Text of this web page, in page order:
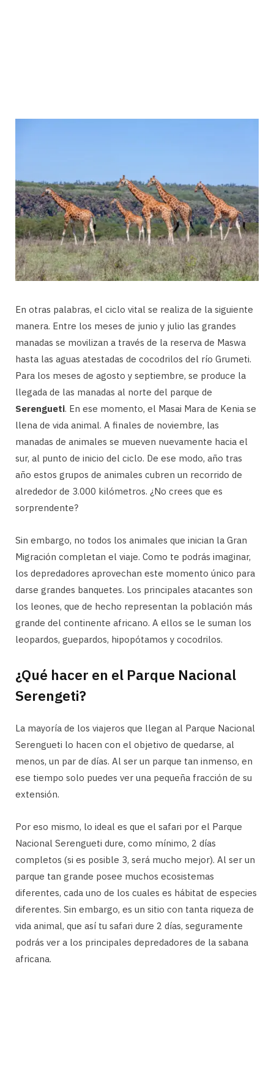
En otras palabras, el ciclo vital se realiza de la siguiente
manera. Entre los meses de junio y julio las grandes
manadas se movilizan a través de la reserva de Maswa
hasta las aguas atestadas de cocodrilos del río Grumeti.
Para los meses de agosto y septiembre, se produce la
llegada de las manadas al norte del parque de
Serengueti. En ese momento, el Masai Mara de Kenia se
llena de vida animal. A finales de noviembre, las
manadas de animales se mueven nuevamente hacia el
sur, al punto de inicio del ciclo. De ese modo, año tras
año estos grupos de animales cubren un recorrido de
alrededor de 3.000 kilómetros. ¿No crees que es
sorprendente?
Sin embargo, no todos los animales que inician la Gran
Migración completan el viaje. Como te podrás imaginar,
los depredadores aprovechan este momento único para
darse grandes banquetes. Los principales atacantes son
los leones, que de hecho representan la población más
grande del continente africano. A ellos se le suman los
leopardos, guepardos, hipopótamos y cocodrilos.
¿Qué hacer en el Parque Nacional
Serengeti?
La mayoría de los viajeros que llegan al Parque Nacional
Serengueti lo hacen con el objetivo de quedarse, al
menos, un par de días. Al ser un parque tan inmenso, en
ese tiempo solo puedes ver una pequeña fracción de su
extensión.
Por eso mismo, lo ideal es que el safari por el Parque
Nacional Serengueti dure, como mínimo, 2 días
completos (si es posible 3, será mucho mejor). Al ser un
parque tan grande posee muchos ecosistemas
diferentes, cada uno de los cuales es hábitat de especies
diferentes. Sin embargo, es un sitio con tanta riqueza de
vida animal, que así tu safari dure 2 días, seguramente
podrás ver a los principales depredadores de la sabana
africana.